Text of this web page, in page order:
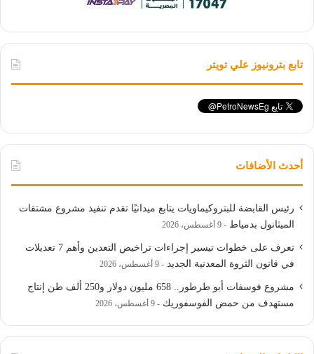
تابع بترونيوز علي تويتر
أحدث الأضافات
رئيس القابضة للبتروكيماويات يتابع ميدانيًا تقدم تنفيذ مشروع مشتقات
الميثانول بدمياط
9 أغسطس، 2026
تعرف على خطوات تيسير إجراءات تراخيص التعدين وأهم 7 تعديلات
في قانون الثروة المعدنية الجديد
9 أغسطس، 2026
مشروع فوسفات أبو طرطور.. 658 مليون دولار و250 ألف طن إنتاج
مستهدف من حمض الفوسفوريك
9 أغسطس، 2026